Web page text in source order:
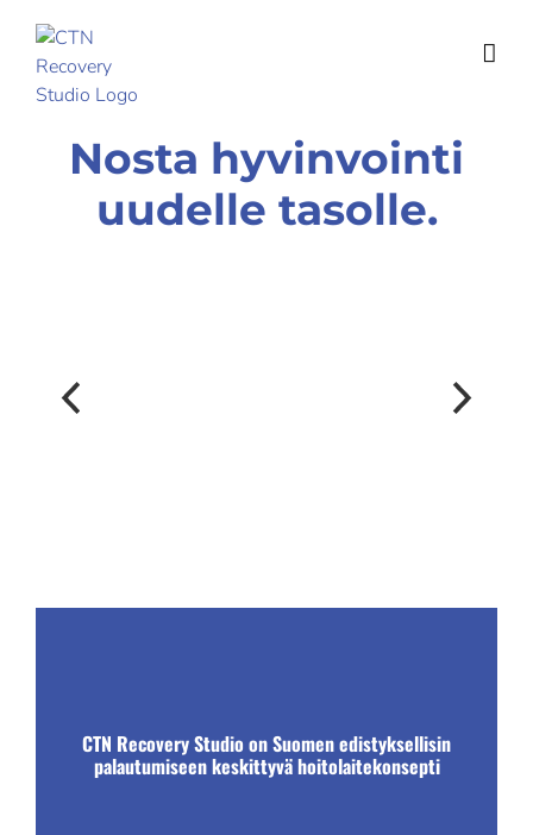
content
Nosta hyvinvointi
uudelle tasolle.
CTN Recovery Studio on Suomen edistyksellisin
palautumiseen keskittyvä hoitolaitekonsepti